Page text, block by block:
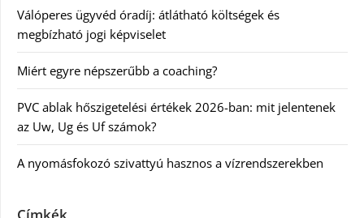
Válóperes ügyvéd óradíj: átlátható költségek és
megbízható jogi képviselet
Miért egyre népszerűbb a coaching?
PVC ablak hőszigetelési értékek 2026-ban: mit jelentenek
az Uw, Ug és Uf számok?
A nyomásfokozó szivattyú hasznos a vízrendszerekben